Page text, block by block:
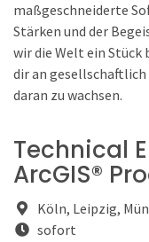
Technical
ArcGIS®
Köln, Leipzig,
sofort
maßgeschneiderte
Stärken und der
wir die Welt ein Stück
dir an
daran zu wachsen.